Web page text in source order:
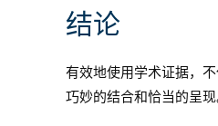
结论
有效地使用学术证据，
巧妙的结合和恰当的呈